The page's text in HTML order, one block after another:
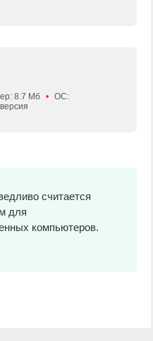
8.7 Мб • ОС:
считается
для
компьютеров.